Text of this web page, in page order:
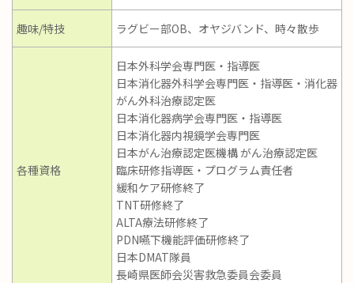
趣味/特技 ラグビー部OB、オヤジバンド、時々散歩
各種資格
日本外科学会専門医・指導医
日本消化器外科学会専門医・指導医・消化器
がん外科治療認定医
日本消化器病学会専門医・指導医
日本消化器内視鏡学会専門医
日本がん治療認定医機構 がん治療認定医
臨床研修指導医・プログラム責任者
緩和ケア研修終了
TNT研修終了
ALTA療法研修終了
PDN嚥下機能評価研修終了
日本DMAT隊員
長崎県医師会災害救急委員会委員